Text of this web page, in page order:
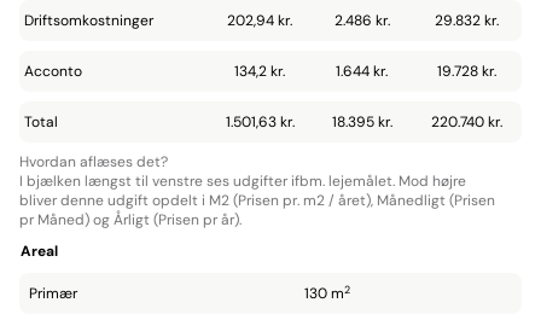
Driftsomkostninger 202,94 kr. 2.486 kr. 29.832 kr.
Acconto 134,2 kr. 1.644 kr. 19.728 kr.
Total 1.501,63 kr. 18.395 kr. 220.740 kr.
Hvordan aflæses det?
I bjælken længst til venstre ses udgifter ifbm. lejemålet. Mod højre
bliver denne udgift opdelt i M2 (Prisen pr. m2 / året), Månedligt (Prisen
pr Måned) og Årligt (Prisen pr år).
Areal
Primær 130 m2